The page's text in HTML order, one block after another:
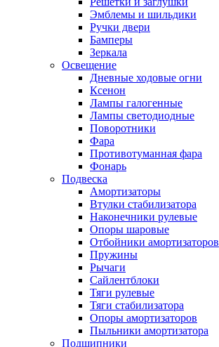
Эмблемы и шильдики
Ручки двери
Бамперы
Зеркала
Освещение
Дневные ходовые огни
Ксенон
Лампы галогенные
Лампы светодиодные
Поворотники
Фара
Противотуманная фара
Фонарь
Подвеска
Амортизаторы
Втулки стабилизатора
Наконечники рулевые
Опоры шаровые
Отбойники амортизаторов
Пружины
Рычаги
Сайлентблоки
Тяги рулевые
Тяги стабилизатора
Опоры амортизаторов
Пыльники амортизатора
Подшипники